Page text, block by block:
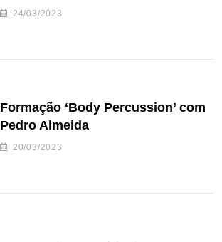
24/03/2023
Formação ‘Body Percussion’ com
Pedro Almeida
20/03/2023